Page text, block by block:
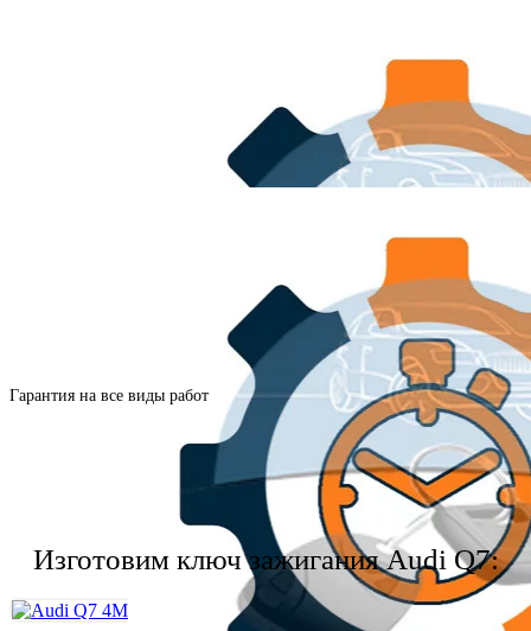
Дубликат и ремонт брелоков
Гарантия на все виды работ
Изготовим ключ зажигания Audi Q7: